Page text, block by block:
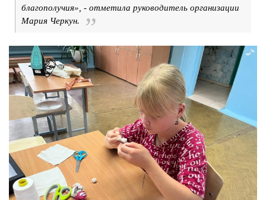
благополучия», - отметила руководитель организации
Мария Черкун.